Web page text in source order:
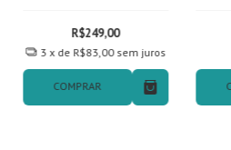
R$249,00
3 x de R$83,00 sem juros
COMPRAR